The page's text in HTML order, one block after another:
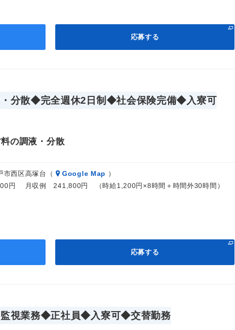
応募する
・分散◆完全週休2日制◆社会保険完備◆入寮可
の調液・分散
市西区高塚台（ Google Map ）
円 月収例 241,800円 （時給1,200円×8時間＋時間外30時間）
応募する
監視業務◆正社員◆入寮可◆交替勤務